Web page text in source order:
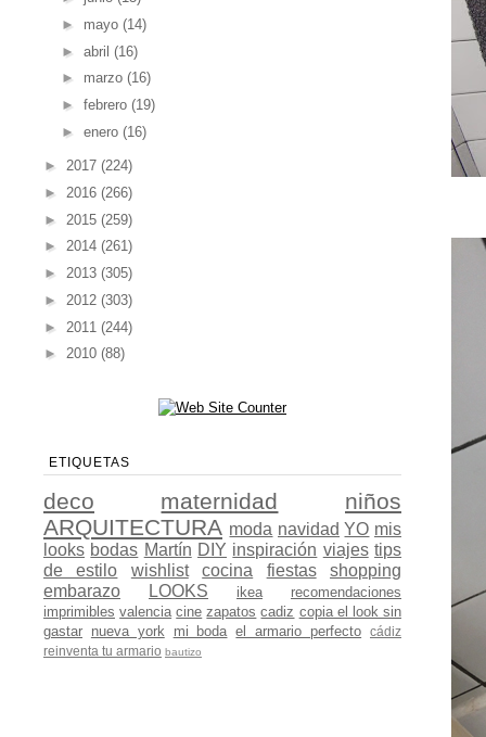
► mayo (14)
► abril (16)
► marzo (16)
► febrero (19)
► enero (16)
► 2017 (224)
► 2016 (266)
► 2015 (259)
► 2014 (261)
► 2013 (305)
► 2012 (303)
► 2011 (244)
► 2010 (88)
ETIQUETAS
deco maternidad
niños
ARQUITECTURA moda navidad YO mis
looks bodas Martín DIY inspiración viajes tips
de estilo
wishlist cocina fiestas
shopping
embarazo
LOOKS ikea
recomendaciones
imprimibles valencia cine zapatos cadiz copia el look sin
gastar nueva york mi boda el armario perfecto
cádiz
reinventa tu armario bautizo